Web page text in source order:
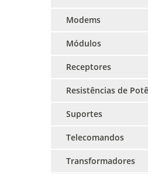
Modems
Módulos
Receptores
Resistências de
Suportes
Telecomandos
Transformadores